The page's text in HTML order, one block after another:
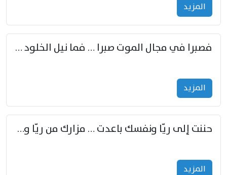
المزید
فصبرا في مجال الموت صبرا … فما نيل الخلود بمستطاع
المزید
حننت إلى ريّا ونفسك باعدت … مزارك من ريّا وشعباكما معا
المزید